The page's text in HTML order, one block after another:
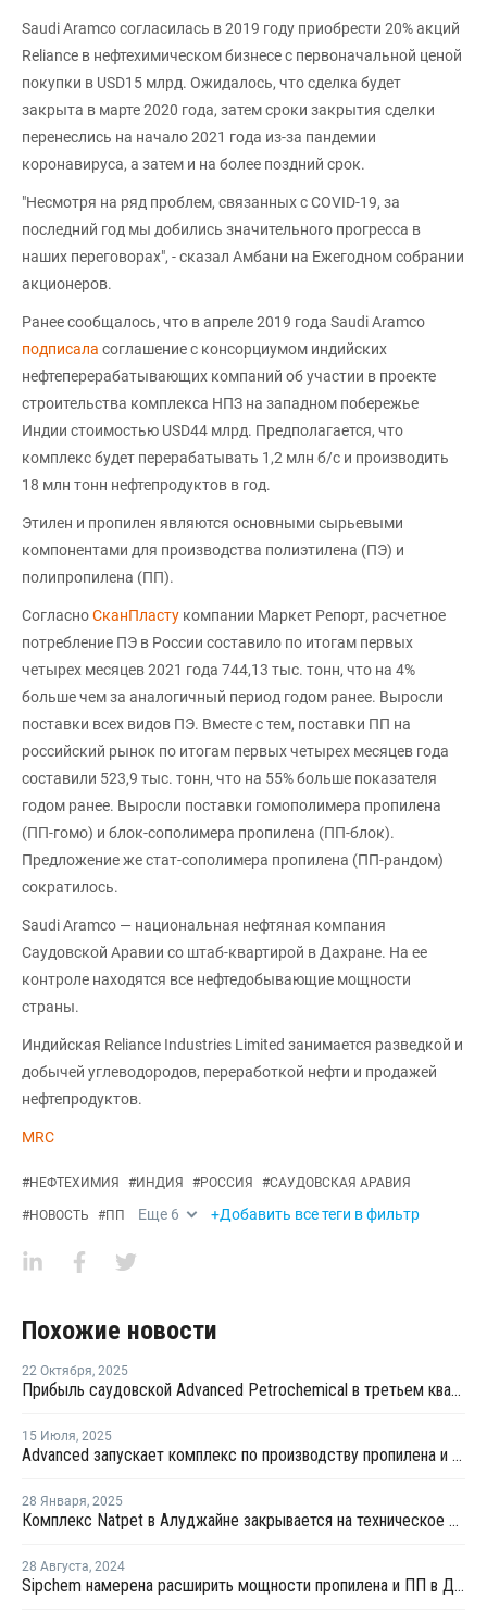
Saudi Aramco согласилась в 2019 году приобрести 20% акций
Reliance в нефтехимическом бизнесе с первоначальной ценой
покупки в USD15 млрд. Ожидалось, что сделка будет
закрыта в марте 2020 года, затем сроки закрытия сделки
перенеслись на начало 2021 года из-за пандемии
коронавируса, а затем и на более поздний срок.
"Несмотря на ряд проблем, связанных с COVID-19, за
последний год мы добились значительного прогресса в
наших переговорах", - сказал Амбани на Ежегодном собрании
акционеров.
Ранее сообщалось, что в апреле 2019 года Saudi Aramco
подписала соглашение с консорциумом индийских
нефтеперерабатывающих компаний об участии в проекте
строительства комплекса НПЗ на западном побережье
Индии стоимостью USD44 млрд. Предполагается, что
комплекс будет перерабатывать 1,2 млн б/с и производить
18 млн тонн нефтепродуктов в год.
Этилен и пропилен являются основными сырьевыми
компонентами для производства полиэтилена (ПЭ) и
полипропилена (ПП).
СогласноСканПласту компании Маркет Репорт, расчетное
потребление ПЭ в России составило по итогам первых
четырех месяцев 2021 года 744,13 тыс. тонн, что на 4%
больше чем за аналогичный период годом ранее. Выросли
поставки всех видов ПЭ. Вместе с тем, поставки ПП на
российский рынок по итогам первых четырех месяцев года
составили 523,9 тыс. тонн, что на 55% больше показателя
годом ранее. Выросли поставки гомополимера пропилена
(ПП-гомо) и блок-сополимера пропилена (ПП-блок).
Предложение же стат-сополимера пропилена (ПП-рандом)
сократилось.
Saudi Aramco — национальная нефтяная компания
Саудовской Аравии со штаб-квартирой в Дахране. На ее
контроле находятся все нефтедобывающие мощности
страны.
Индийская Reliance Industries Limited занимается разведкой и
добычей углеводородов, переработкой нефти и продажей
нефтепродуктов.
MRC
#НЕФТЕХИМИЯ #ИНДИЯ #РОССИЯ #САУДОВСКАЯ АРАВИЯ
#НОВОСТЬ #ПП Еще 6 +Добавить все теги в фильтр
Похожие новости
22 Октября, 2025
Прибыль саудовской Advanced Petrochemical в третьем квартале выросла на 56,5%
15 Июля, 2025
Advanced запускает комплекс по производству пропилена и полипропилена в Саудовской Аравии
28 Января, 2025
Комплекс Natpet в Алуджайне закрывается на техническое обслуживание
28 Августа, 2024
Sipchem намерена расширить мощности пропилена и ПП в Джубайле